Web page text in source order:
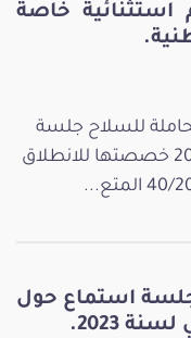
استثنائية خاصة
للسلاح جلسة
بعد ظهر اليوم الاثنين 25 ديسمبر 2023 خصصتها للانطلاق
جلسة استماع حول
2023.